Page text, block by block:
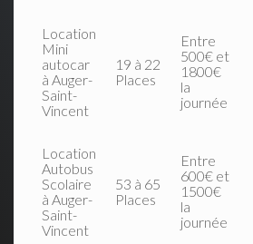
Location
Mini
autocar
à Auger-
Saint-
Vincent
19 à 22
Places
Entre
500€ et
1800€
la
journée
Location
Autobus
Scolaire
à Auger-
Saint-
Vincent
53 à 65
Places
Entre
600€ et
1500€
la
journée